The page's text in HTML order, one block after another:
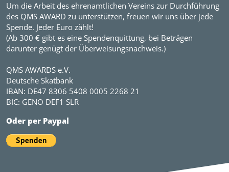
Um die Arbeit des ehrenamtlichen Vereins zur Durchführung
des QMS AWARD zu unterstützen, freuen wir uns über jede
Spende. Jeder Euro zählt!
(Ab 300 € gibt es eine Spendenquittung, bei Beträgen
darunter genügt der Überweisungsnachweis.)
QMS AWARDS e.V.
Deutsche Skatbank
IBAN: DE47 8306 5408 0005 2268 21
BIC: GENO DEF1 SLR
Oder per Paypal